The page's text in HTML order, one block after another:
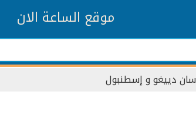
موقع الساعة الان
سان دييغو و إسطنبول